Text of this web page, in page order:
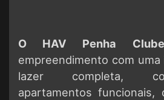
O HAV Penha
empreendimento com
lazer completa,
apartamentos funcionais,